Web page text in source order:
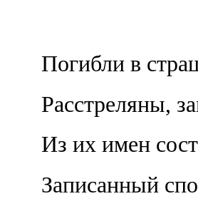
Погибли в
Расстреляны,
Из их имен
Записанный